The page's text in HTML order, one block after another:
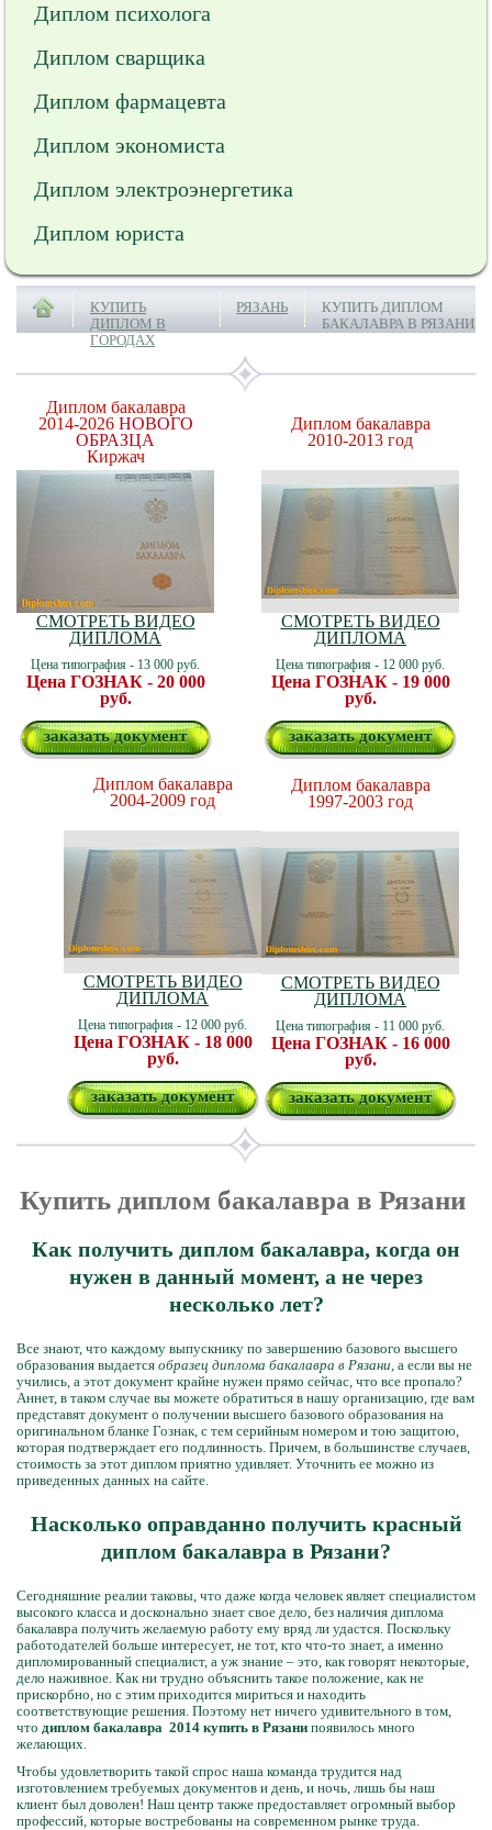
Диплом психолога
Диплом сварщика
Диплом фармацевта
Диплом экономиста
Диплом электроэнергетика
Диплом юриста
КУПИТЬ
ДИПЛОМ В
ГОРОДАХ
РЯЗАНЬ
КУПИТЬ ДИПЛОМ
БАКАЛАВРА В РЯЗАНИ
Диплом бакалавра
2014-2026 НОВОГО
ОБРАЗЦА
Киржач
СМОТРЕТЬ ВИДЕО
ДИПЛОМА
Цена типография - 13 000 руб.
Цена ГОЗНАК - 20 000
руб.
заказать документ
Диплом бакалавра
2010-2013 год
СМОТРЕТЬ ВИДЕО
ДИПЛОМА
Цена типография - 12 000 руб.
Цена ГОЗНАК - 19 000
руб.
заказать документ
Диплом бакалавра
2004-2009 год
СМОТРЕТЬ ВИДЕО
ДИПЛОМА
Цена типография - 12 000 руб.
Цена ГОЗНАК - 18 000
руб.
заказать документ
Диплом бакалавра
1997-2003 год
СМОТРЕТЬ ВИДЕО
ДИПЛОМА
Цена типография - 11 000 руб.
Цена ГОЗНАК - 16 000
руб.
заказать документ
Купить диплом бакалавра в Рязани
Как получить диплом бакалавра, когда он
нужен в данный момент, а не через
несколько лет?
Все знают, что каждому выпускнику по завершению базового высшего
образования выдается образец диплома бакалавра в Рязани, а если вы не
учились, а этот документ крайне нужен прямо сейчас, что все пропало?
Аннет, в таком случае вы можете обратиться в нашу организацию, где вам
представят документ о получении высшего базового образования на
оригинальном бланке Гознак, с тем серийным номером и тою защитою,
которая подтверждает его подлинность. Причем, в большинстве случаев,
стоимость за этот диплом приятно удивляет. Уточнить ее можно из
приведенных данных на сайте.
Насколько оправданно получить красный
диплом бакалавра в Рязани?
Сегодняшние реалии таковы, что даже когда человек являет специалистом
высокого класса и досконально знает свое дело, без наличия диплома
бакалавра получить желаемую работу ему вряд ли удастся. Поскольку
работодателей больше интересует, не тот, кто что-то знает, а именно
дипломированный специалист, а уж знание – это, как говорят некоторые,
дело наживное. Как ни трудно объяснить такое положение, как не
прискорбно, но с этим приходится мириться и находить
соответствующие решения. Поэтому нет ничего удивительного в том,
что диплом бакалавра 2014 купить в Рязани появилось много
желающих.
Чтобы удовлетворить такой спрос наша команда трудится над
изготовлением требуемых документов и день, и ночь, лишь бы наш
клиент был доволен! Наш центр также предоставляет огромный выбор
профессий, которые востребованы на современном рынке труда.